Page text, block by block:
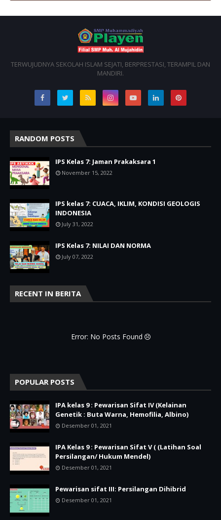
TERWUJUDNYA SEKOLAH ISLAM SEJATI, BERPRESTASI, TERAMPIL DAN
MANDIRI.
RANDOM POSTS
IPS Kelas 7: Jaman Prakaksara 1
November 15, 2022
IPS kelas 7: CUACA, IKLIM, KONDISI GEOLOGIS
INDONESIA
July 31, 2022
IPS Kelas 7: NILAI DAN NORMA
July 07, 2022
RECENT IN BERITA
Error: No Posts Found
POPULAR POSTS
IPA kelas 9 : Pewarisan Sifat IV (Kelainan
Genetik : Buta Warna, Hemofilia, Albino)
Desember 01, 2021
IPA Kelas 9 : Pewarisan Sifat V ( (Latihan Soal
Persilangan/ Hukum Mendel)
Desember 01, 2021
Pewarisan sifat III: Persilangan Dihibrid
Desember 01, 2021